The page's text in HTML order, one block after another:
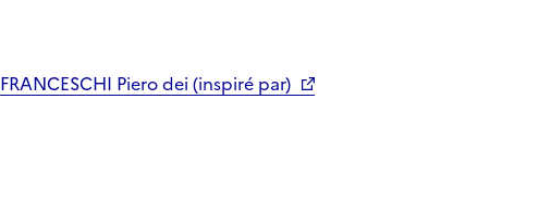
FRANCESCHI Piero dei (inspiré par)